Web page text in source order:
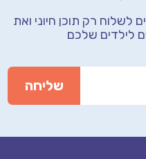
לשלוח רק תוכן חיוני ואת
לילדים שלכם